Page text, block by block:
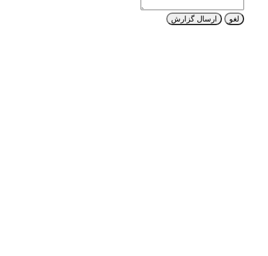
ارسال گزارش